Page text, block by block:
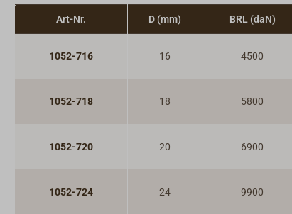
Art-Nr. D (mm) BRL (daN)
1052-716 16 4500
1052-718 18 5800
1052-720 20 6900
1052-724 24 9900